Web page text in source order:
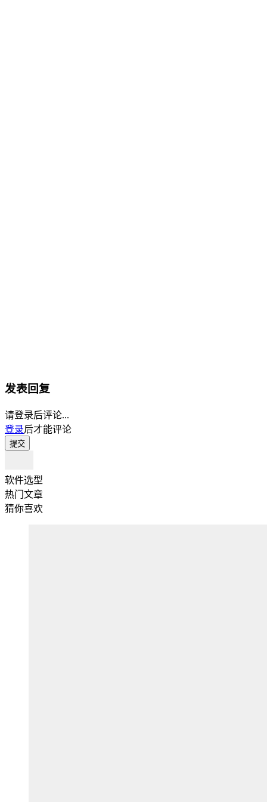
发表回复
请登录后评论...
登录后才能评论
提交
软件选型
热门文章
猜你喜欢